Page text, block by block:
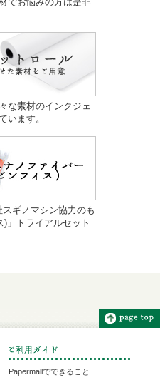
な素材のインクジェ
います。
ギノマシン協力のも
)」トライアルセット
Papermallでできること